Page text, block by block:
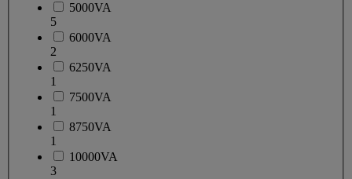
5000VA
5
6000VA
2
6250VA
1
7500VA
1
8750VA
1
10000VA
3